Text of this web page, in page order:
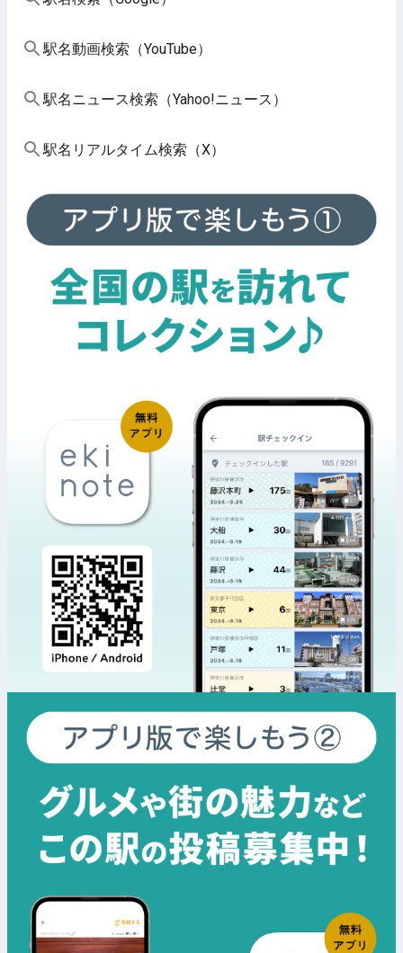
駅名動画検索（YouTube）
駅名ニュース検索（Yahoo!ニュース）
駅名リアルタイム検索（X）